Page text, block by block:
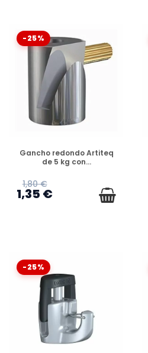
-25%
DISPONIBLE
Gancho redondo Artiteq
de 5 kg con...
1,80 €
1,35 €
-25%